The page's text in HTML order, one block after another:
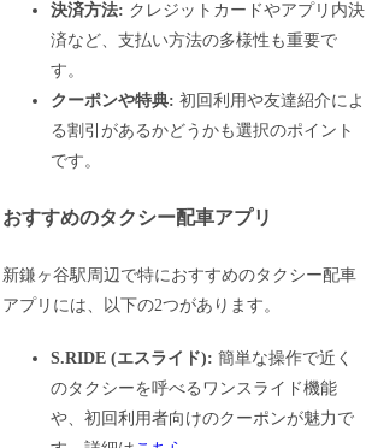
決済方法: クレジットカードやアプリ内決
済など、支払い方法の多様性も重要で
す。
クーポンや特典: 初回利用や友達紹介によ
る割引があるかどうかも選択のポイント
です。
おすすめのタクシー配車アプリ
新鎌ヶ谷駅周辺で特におすすめのタクシー配車
アプリには、以下の2つがあります。
S.RIDE (エスライド): 簡単な操作で近く
のタクシーを呼べるワンスライド機能
や、初回利用者向けのクーポンが魅力で